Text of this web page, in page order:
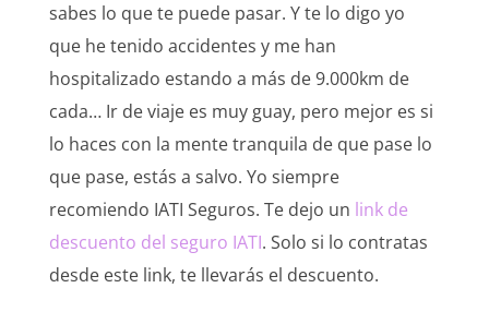
sabes lo que te puede pasar. Y te lo digo yo
que he tenido accidentes y me han
hospitalizado estando a más de 9.000km de
cada… Ir de viaje es muy guay, pero mejor es si
lo haces con la mente tranquila de que pase lo
que pase, estás a salvo. Yo siempre
recomiendo IATI Seguros. Te dejo un link de
descuento del seguro IATI. Solo si lo contratas
desde este link, te llevarás el descuento.